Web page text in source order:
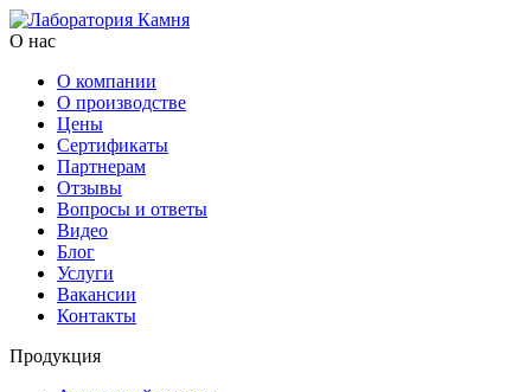
О нас
О компании
О производстве
Цены
Cертификаты
Партнерам
Отзывы
Вопросы и ответы
Видео
Блог
Услуги
Вакансии
Контакты
Продукция